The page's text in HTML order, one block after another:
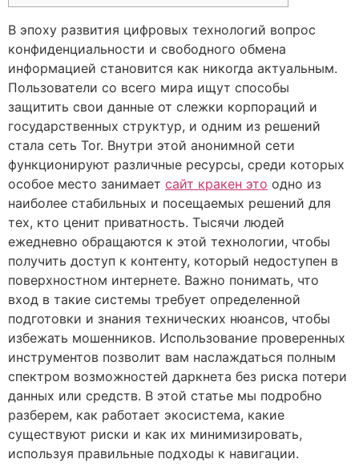
В эпоху развития цифровых технологий вопрос
конфиденциальности и свободного обмена
информацией становится как никогда актуальным.
Пользователи со всего мира ищут способы
защитить свои данные от слежки корпораций и
государственных структур, и одним из решений
стала сеть Tor. Внутри этой анонимной сети
функционируют различные ресурсы, среди которых
особое место занимает сайт кракен это одно из
наиболее стабильных и посещаемых решений для
тех, кто ценит приватность. Тысячи людей
ежедневно обращаются к этой технологии, чтобы
получить доступ к контенту, который недоступен в
поверхностном интернете. Важно понимать, что
вход в такие системы требует определенной
подготовки и знания технических нюансов, чтобы
избежать мошенников. Использование проверенных
инструментов позволит вам наслаждаться полным
спектром возможностей даркнета без риска потери
данных или средств. В этой статье мы подробно
разберем, как работает экосистема, какие
существуют риски и как их минимизировать,
используя правильные подходы к навигации.